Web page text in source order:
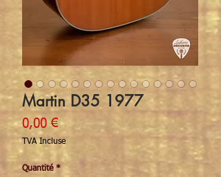
Martin D35 1977
0,00 €Prix
TVA Incluse
Quantité *